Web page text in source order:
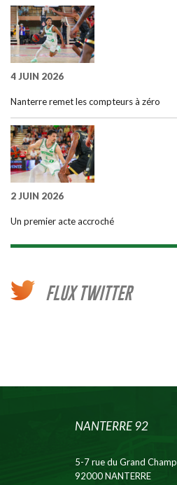
4 JUIN 2026
Nanterre remet les compteurs à zéro
2 JUIN 2026
Un premier acte accroché
FLUX TWITTER
NANTERRE 92
5-7 rue du Grand Champ
92000 NANTERRE